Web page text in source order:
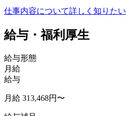
仕事内容について詳しく知りたい
給与・福利厚生
給与形態
月給
給与
月給 313,468円〜